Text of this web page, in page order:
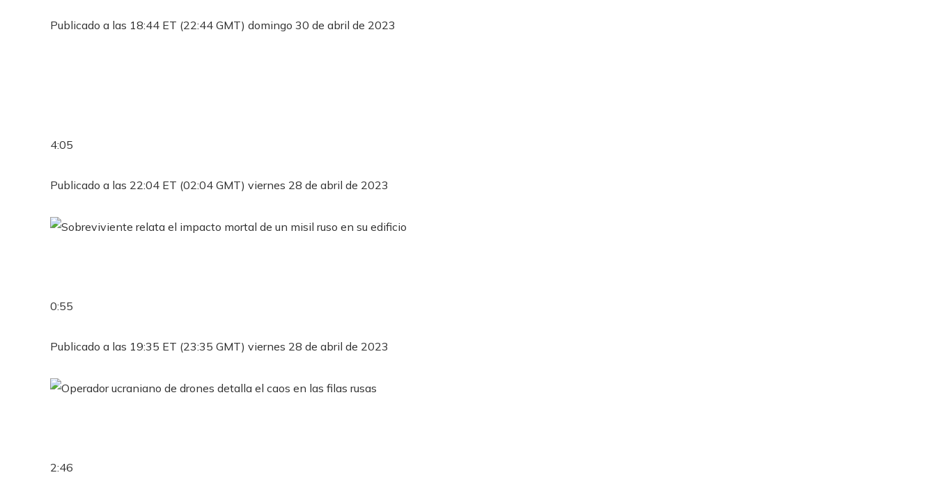
Publicado a las 18:44 ET (22:44 GMT) domingo 30 de abril de 2023
4:05
Publicado a las 22:04 ET (02:04 GMT) viernes 28 de abril de 2023
0:55
Publicado a las 19:35 ET (23:35 GMT) viernes 28 de abril de 2023
2:46